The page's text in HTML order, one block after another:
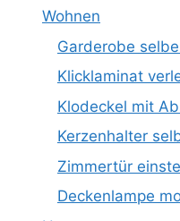
Wohnen
Garderobe
Klicklaminat
Klodeckel mit
Kerzenhalter
Zimmertür
Deckenlampe